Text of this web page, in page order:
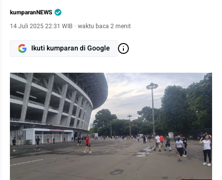
kumparanNEWS
14 Juli 2025 22:31 WIB · waktu baca 2 menit
Ikuti kumparan di Google